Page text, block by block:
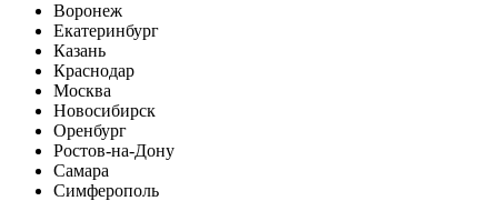
Воронеж
Екатеринбург
Казань
Краснодар
Москва
Новосибирск
Оренбург
Ростов-на-Дону
Самара
Симферополь